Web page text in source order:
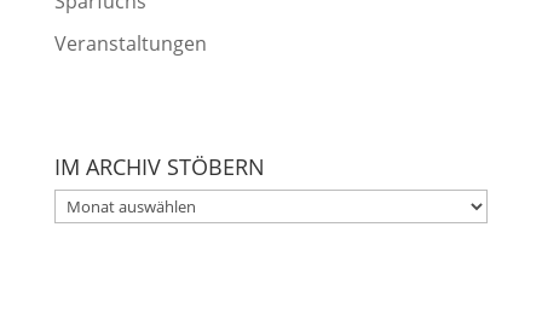
Veranstaltungen
IM ARCHIV STÖBERN
Im